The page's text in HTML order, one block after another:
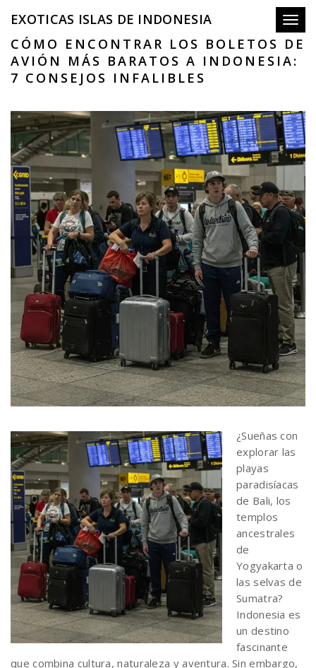
EXOTICAS ISLAS DE INDONESIA
CÓMO ENCONTRAR LOS BOLETOS DE
AVIÓN MÁS BARATOS A INDONESIA:
7 CONSEJOS INFALIBLES
¿Sueñas con
explorar las
playas
paradisíacas
de Bali, los
templos
ancestrales
de
Yogyakarta o
las selvas de
Sumatra?
Indonesia es
un destino
fascinante
que combina cultura, naturaleza y aventura. Sin embargo,